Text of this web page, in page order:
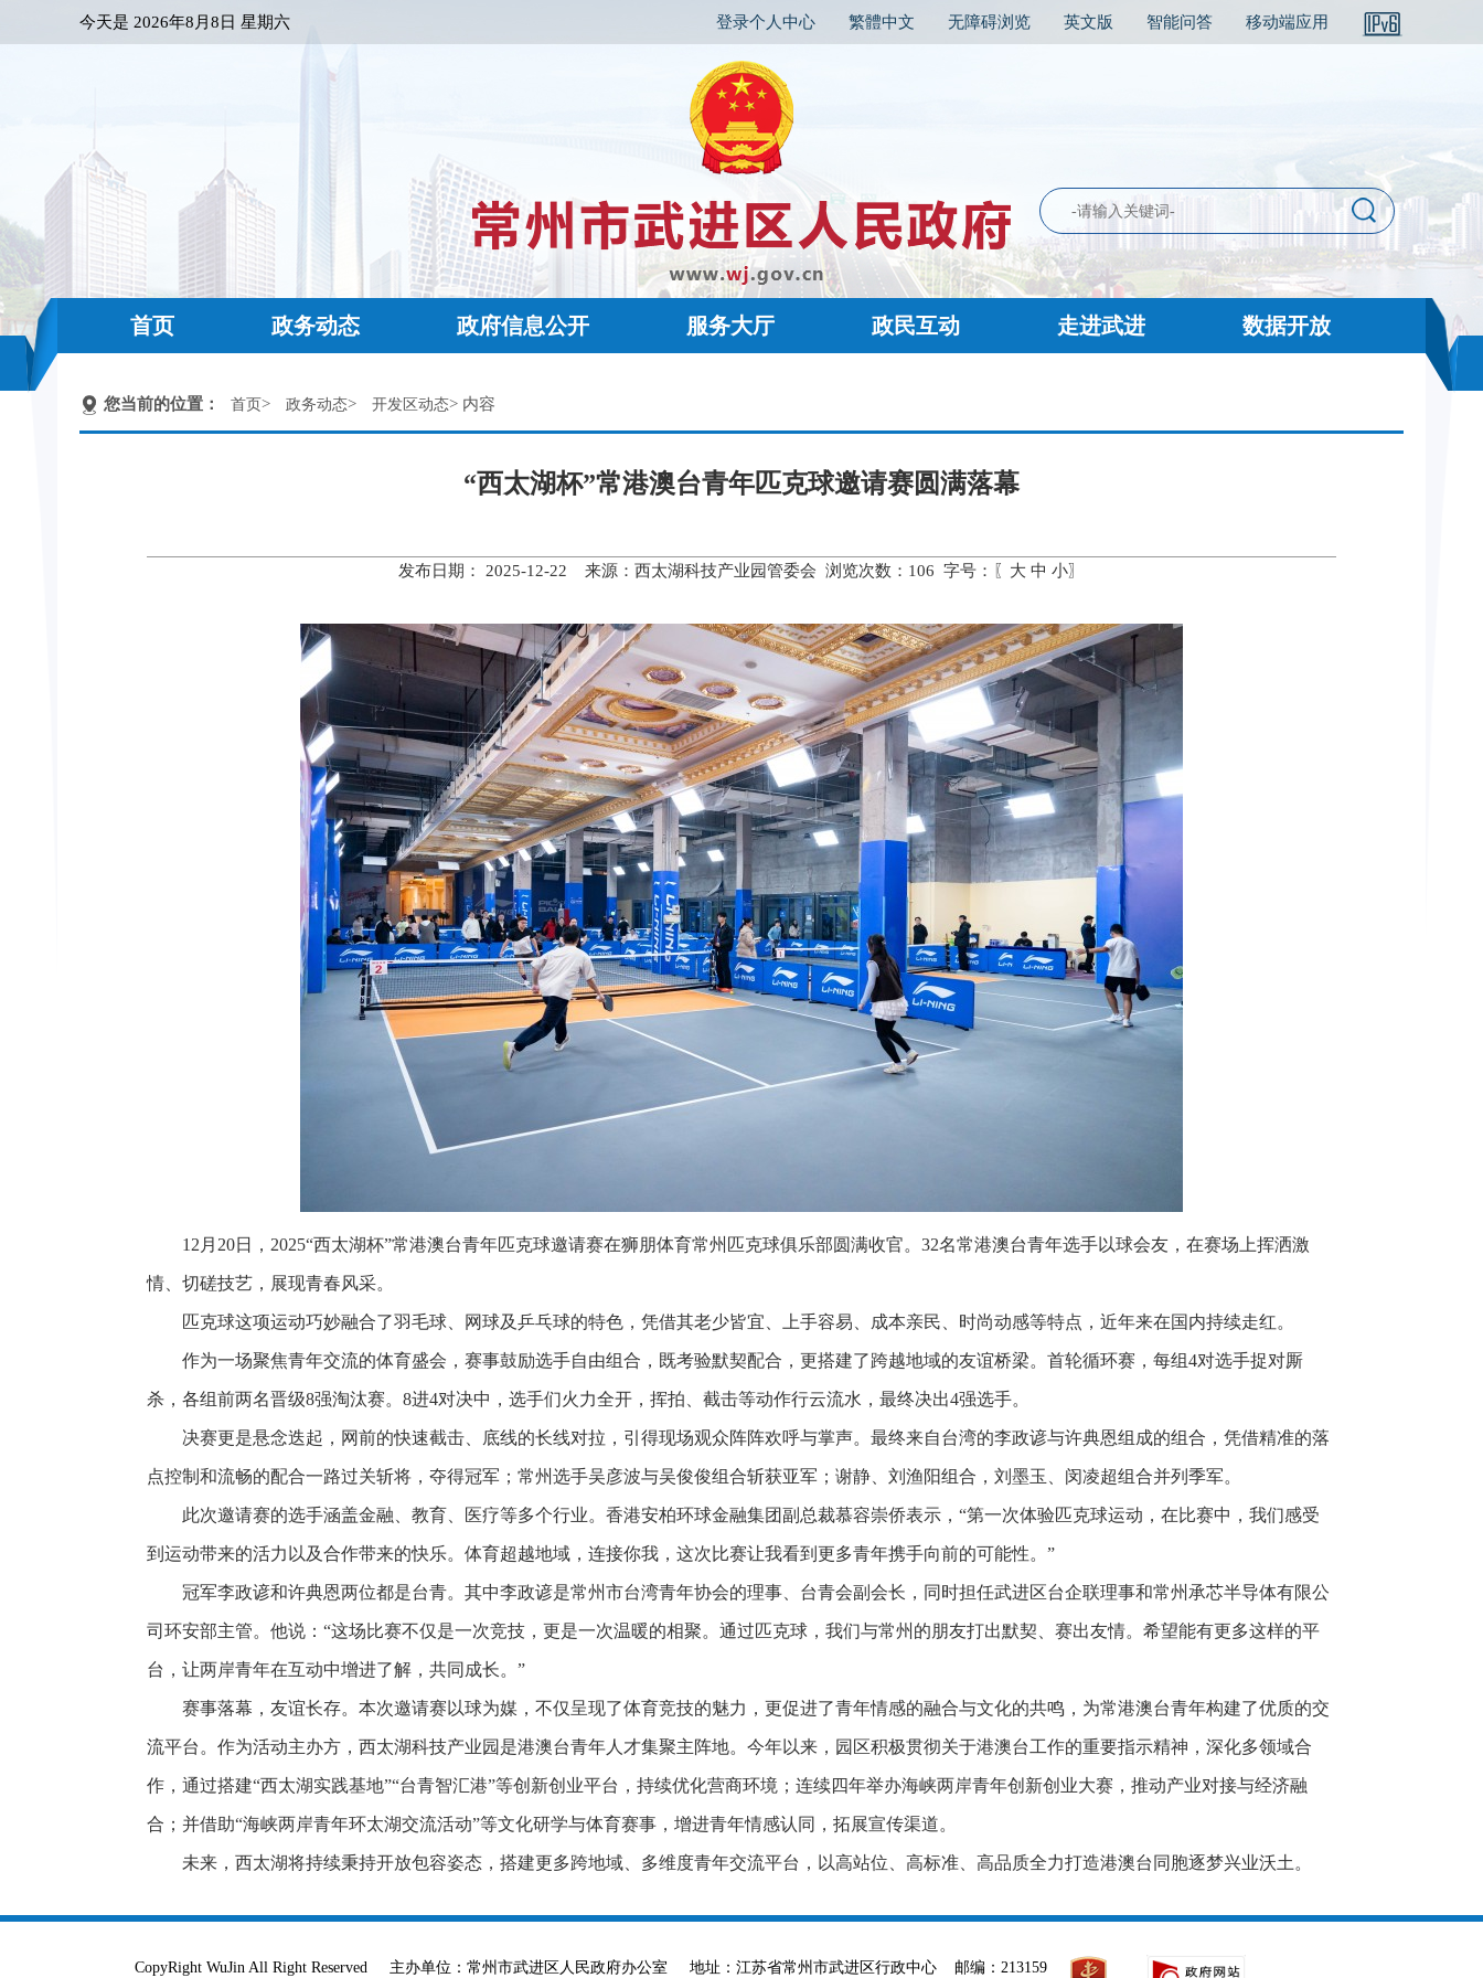
今天是 2026年8月8日 星期六 登录个人中心 繁體中文 无障碍浏览 英文版 智能问答 移动端应用
首页 政务动态 政府信息公开 服务大厅 政民互动 走进武进 数据开放
您当前的位置： 首页> 政务动态> 开发区动态> 内容
“西太湖杯”常港澳台青年匹克球邀请赛圆满落幕
发布日期： 2025-12-22 来源：西太湖科技产业园管委会 浏览次数： 106 字号：〖 大 中 小〗
12月20日，2025“西太湖杯”常港澳台青年匹克球邀请赛在狮朋体育常州匹克球俱乐部圆满收官。32名常港澳台青年选手以球会友，在赛场上挥洒激
情、切磋技艺，展现青春风采。
匹克球这项运动巧妙融合了羽毛球、网球及乒乓球的特色，凭借其老少皆宜、上手容易、成本亲民、时尚动感等特点，近年来在国内持续走红。
作为一场聚焦青年交流的体育盛会，赛事鼓励选手自由组合，既考验默契配合，更搭建了跨越地域的友谊桥梁。首轮循环赛，每组4对选手捉对厮
杀，各组前两名晋级8强淘汰赛。8进4对决中，选手们火力全开，挥拍、截击等动作行云流水，最终决出4强选手。
决赛更是悬念迭起，网前的快速截击、底线的长线对拉，引得现场观众阵阵欢呼与掌声。最终来自台湾的李政谚与许典恩组成的组合，凭借精准的落
点控制和流畅的配合一路过关斩将，夺得冠军；常州选手吴彦波与吴俊俊组合斩获亚军；谢静、刘渔阳组合，刘墨玉、闵凌超组合并列季军。
此次邀请赛的选手涵盖金融、教育、医疗等多个行业。香港安柏环球金融集团副总裁慕容崇侨表示，“第一次体验匹克球运动，在比赛中，我们感受
到运动带来的活力以及合作带来的快乐。体育超越地域，连接你我，这次比赛让我看到更多青年携手向前的可能性。”
冠军李政谚和许典恩两位都是台青。其中李政谚是常州市台湾青年协会的理事、台青会副会长，同时担任武进区台企联理事和常州承芯半导体有限公
司环安部主管。他说：“这场比赛不仅是一次竞技，更是一次温暖的相聚。通过匹克球，我们与常州的朋友打出默契、赛出友情。希望能有更多这样的平
台，让两岸青年在互动中增进了解，共同成长。”
赛事落幕，友谊长存。本次邀请赛以球为媒，不仅呈现了体育竞技的魅力，更促进了青年情感的融合与文化的共鸣，为常港澳台青年构建了优质的交
流平台。作为活动主办方，西太湖科技产业园是港澳台青年人才集聚主阵地。今年以来，园区积极贯彻关于港澳台工作的重要指示精神，深化多领域合
作，通过搭建“西太湖实践基地”“台青智汇港”等创新创业平台，持续优化营商环境；连续四年举办海峡两岸青年创新创业大赛，推动产业对接与经济融
合；并借助“海峡两岸青年环太湖交流活动”等文化研学与体育赛事，增进青年情感认同，拓展宣传渠道。
未来，西太湖将持续秉持开放包容姿态，搭建更多跨地域、多维度青年交流平台，以高站位、高标准、高品质全力打造港澳台同胞逐梦兴业沃土。
CopyRight WuJin All Right Reserved 主办单位：常州市武进区人民政府办公室 地址：江苏省常州市武进区行政中心 邮编：213159